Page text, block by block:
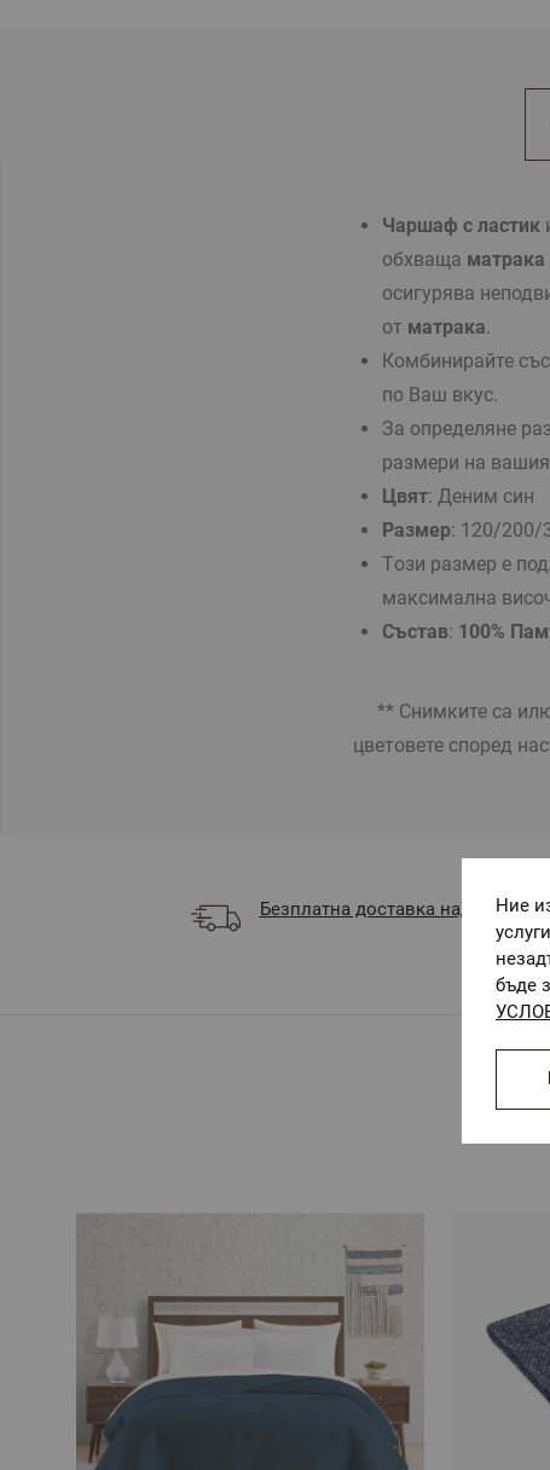
Чаршаф с ластик
обхваща матрака
осигурява
от матрака.
Комбинирайте със
по Ваш вкус.
За определяне
размери на вашия
Цвят: Деним син
Размер: 120/200/
Tози размер е
максимална
Състав: 100%
** Снимките са
цветовете според
Безплатна доставка над 68 €Ние
бъде